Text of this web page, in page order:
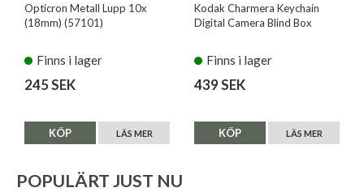
Opticron Metall Lupp 10x
(18mm) (57101)
Finns i lager
245 SEK
LÄS MER
KÖP
Kodak Charmera Keychain
Digital Camera Blind Box
Finns i lager
439 SEK
LÄS MER
KÖP
POPULÄRT JUST NU